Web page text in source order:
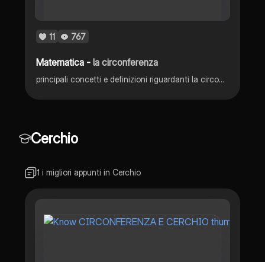
11 767
Matematica -la circonferenza
principali concetti e definizioni riguardanti la circonferenza corredati di figure.
Cerchio
1 i migliori appunti in Cerchio